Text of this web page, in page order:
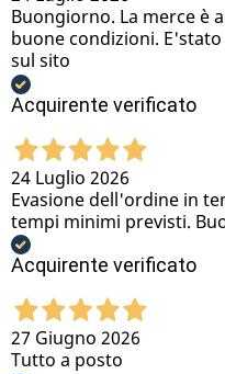
Buongiorno. La merce è
buone condizioni.
sul sito
Acquirente verificato
24 Luglio 2026
Evasione dell'ordine in
tempi minimi previsti.
Acquirente verificato
27 Giugno 2026
Tutto a posto